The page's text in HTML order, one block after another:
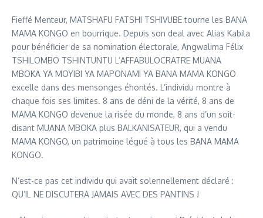
Fieffé Menteur, MATSHAFU FATSHI TSHIVUBE tourne les BANA
MAMA KONGO en bourrique. Depuis son deal avec Alias Kabila
pour bénéficier de sa nomination électorale, Angwalima Félix
TSHILOMBO TSHINTUNTU L’AFFABULOCRATRE MUANA
MBOKA YA MOYIBI YA MAPONAMI YA BANA MAMA KONGO
excelle dans des mensonges éhontés. L’individu montre à
chaque fois ses limites. 8 ans de déni de la vérité, 8 ans de
MAMA KONGO devenue la risée du monde, 8 ans d’un soit-
disant MUANA MBOKA plus BALKANISATEUR, qui a vendu
MAMA KONGO, un patrimoine légué à tous les BANA MAMA
KONGO.
N’est-ce pas cet individu qui avait solennellement déclaré :
QU’IL NE DISCUTERA JAMAIS AVEC DES PANTINS !